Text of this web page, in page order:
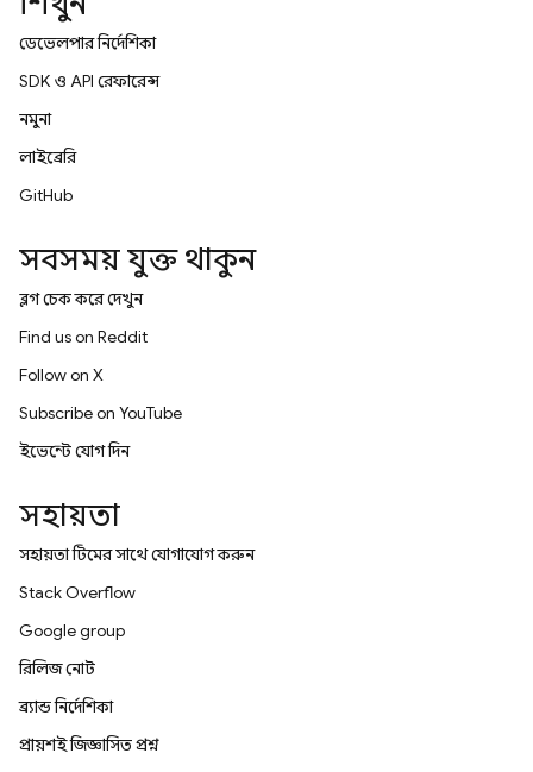
ডেভেলপার নির্দেশিকা
SDK ও API রেফারেন্স
নমুনা
লাইব্রেরি
GitHub
সবসময় যুক্ত থাকুন
ব্লগ চেক করে দেখুন
Find us on Reddit
Follow on X
Subscribe on YouTube
ইভেন্টে যোগ দিন
সহায়তা
সহায়তা টিমের সাথে যোগাযোগ করুন
Stack Overflow
Google group
রিলিজ নোট
ব্র্যান্ড নির্দেশিকা
প্রায়শই জিজ্ঞাসিত প্রশ্ন